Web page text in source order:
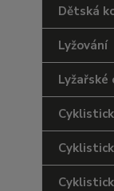
Dětská
Lyžování
Lyžařské